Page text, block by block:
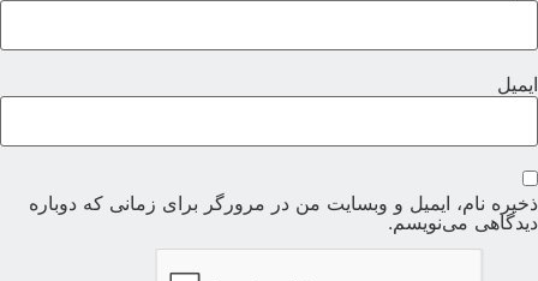
ایمیل
ذخیره نام، ایمیل و وبسایت من در مرورگر برای زمانی که دوباره
دیدگاهی می‌نویسم.